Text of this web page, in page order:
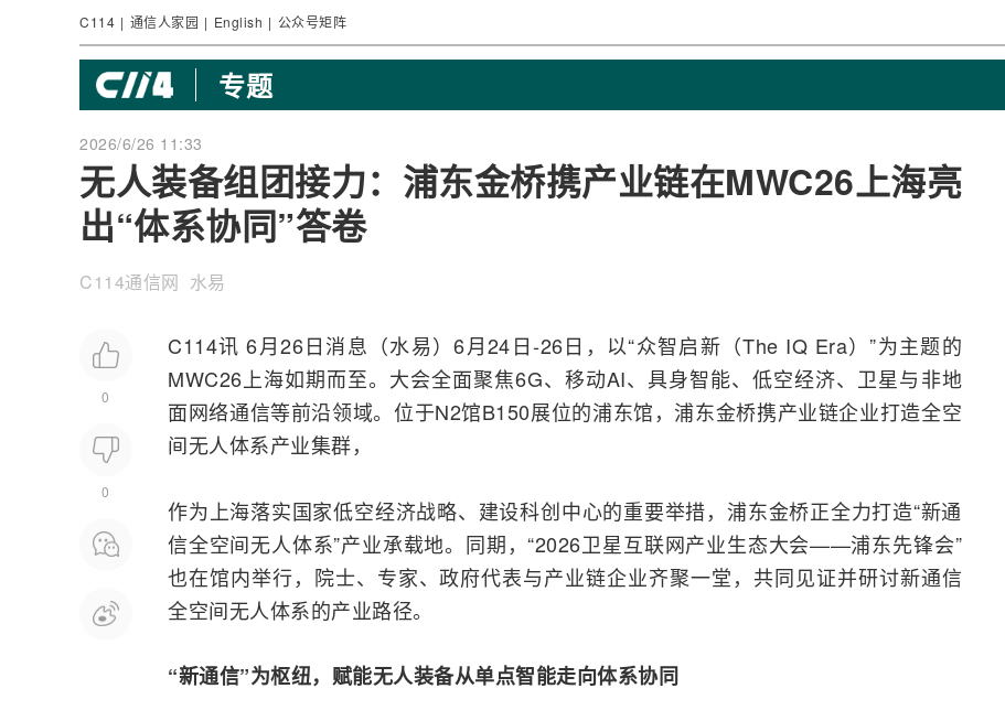
C114 | 通信人家园 | English | 公众号矩阵
专题
2026/6/26 11:33
无人装备组团接力：浦东金桥携产业链在MWC26上海亮
出“体系协同”答卷
C114通信网 水易
0
0
C114讯 6月26日消息（水易）6月24日-26日，以“众智启新（The IQ Era）”为主题的
MWC26上海如期而至。大会全面聚焦6G、移动AI、 具身智能、低空经济、卫星与非地
面网络通信等前沿领域。位于N2馆B150展位的浦东馆，浦东金桥携产业链企业打造全空
间无人体系产业集群，
作为上海落实国家低空经济战略、建设科创中心的重要举措，浦东金桥正全力打造“新通
信全空间无人体系”产业承载地。同期，“2026卫星互联网产业生态大会——浦东先锋会”
也在馆内举行，院士、专家、政府代表与产业链企业齐聚一堂，共同见证并研讨新通信
全空间无人体系的产业路径。
“新通信”为枢纽， 赋能无人装备从单点智能走向体系协同